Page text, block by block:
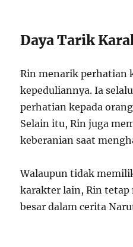
Daya Tarik
Rin menarik perhatian
kepeduliannya. Ia
perhatian kepada
Selain itu, Rin juga
keberanian saat
Walaupun tidak
karakter lain, Rin tetap
besar dalam cerita